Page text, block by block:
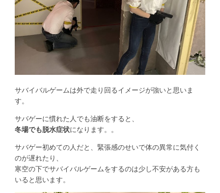
サバイバルゲームは外で走り回るイメージが強いと思いま
す。
サバゲーに慣れた人でも油断をすると、
冬場でも脱水症状になります。。
サバゲー初めての人だと、緊張感のせいで体の異常に気付く
のが遅れたり、
寒空の下でサバイバルゲームをするのは少し不安がある方も
いると思います。